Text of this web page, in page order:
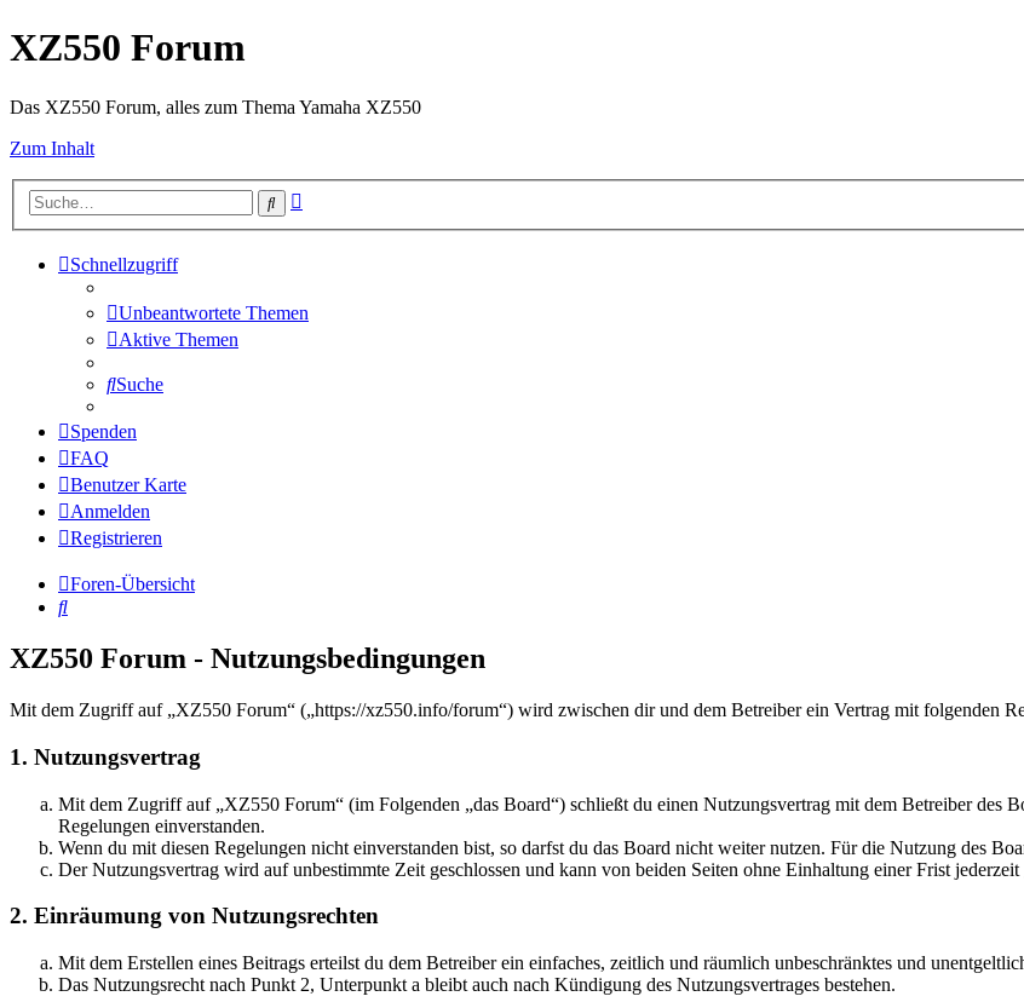
XZ550 Forum
Das XZ550 Forum, alles zum Thema Yamaha XZ550
Zum Inhalt
Suche
Schnellzugriff
Unbeantwortete Themen
Aktive Themen
Suche
Spenden
FAQ
Benutzer Karte
Anmelden
Registrieren
Foren-Übersicht
Suche
XZ550 Forum - Nutzungsbedingungen
Mit dem Zugriff auf „XZ550 Forum“ („https://xz550.info/forum“) wird zwischen dir und dem Betreiber ein Vertrag mit folgenden
1. Nutzungsvertrag
Mit dem Zugriff auf „XZ550 Forum“ (im Folgenden „das Board“) schließt du einen Nutzungsvertrag mit dem Betreiber des
Regelungen einverstanden.
Wenn du mit diesen Regelungen nicht einverstanden bist, so darfst du das Board nicht weiter nutzen. Für die Nutzung des
Der Nutzungsvertrag wird auf unbestimmte Zeit geschlossen und kann von beiden Seiten ohne Einhaltung einer Frist
2. Einräumung von Nutzungsrechten
Mit dem Erstellen eines Beitrags erteilst du dem Betreiber ein einfaches, zeitlich und räumlich unbeschränktes und
Das Nutzungsrecht nach Punkt 2, Unterpunkt a bleibt auch nach Kündigung des Nutzungsvertrages bestehen.